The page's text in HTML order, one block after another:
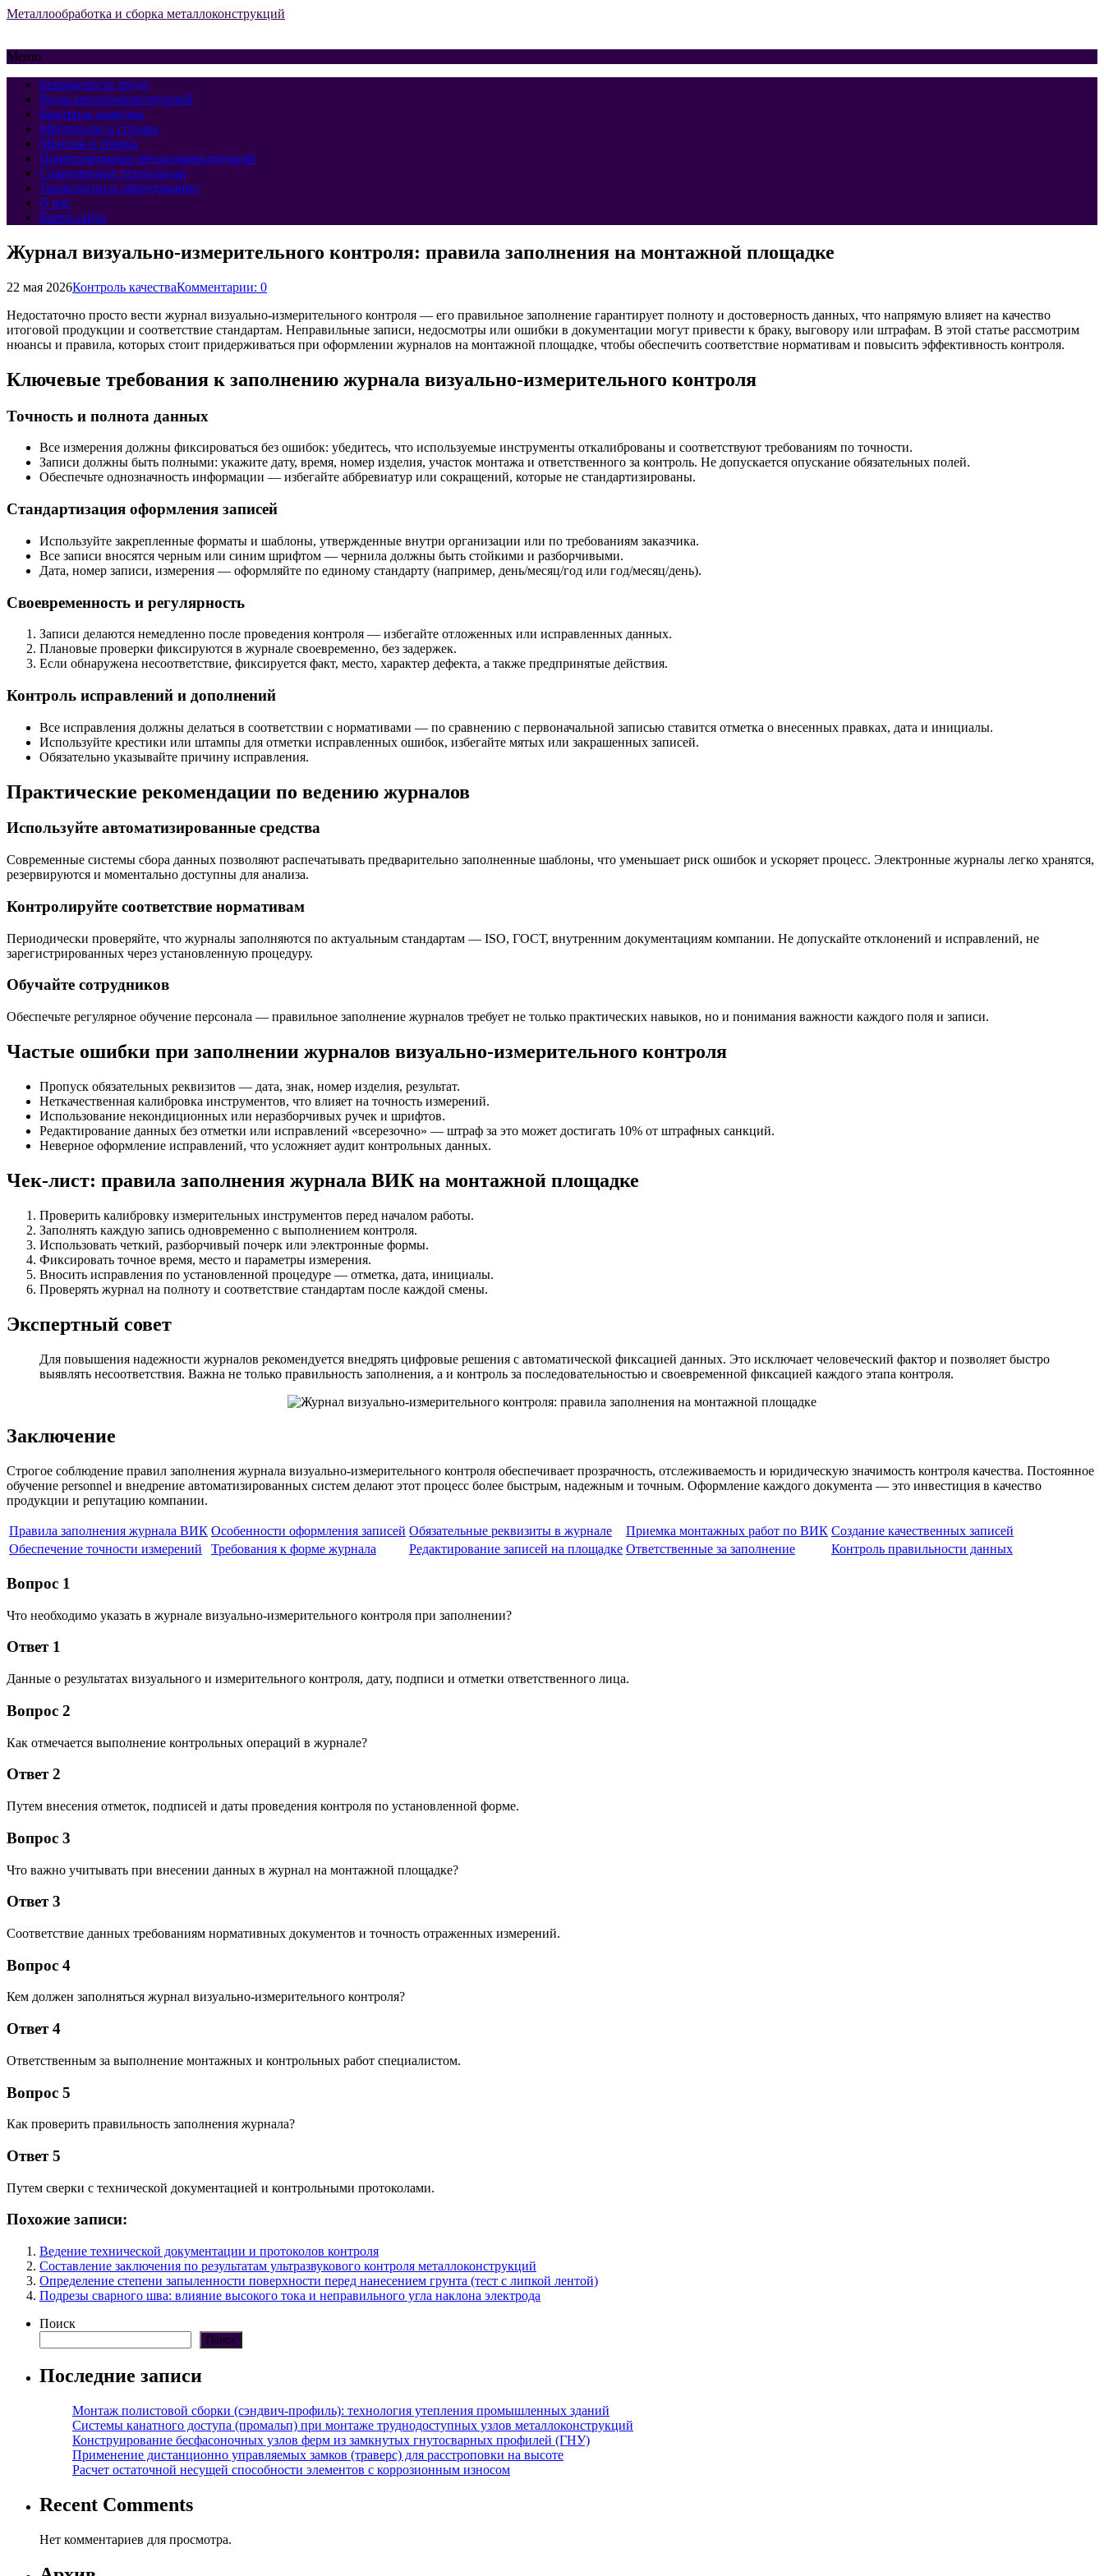
Металлообработка и сборка металлоконструкций
Меню
Безопасность труда
Виды металлоконструкций
Контроль качества
Материалы и сплавы
Монтаж и сборка
Проектирование металлоконструкций
Современные технологии
Технологии и оборудование
О нас
Карта сайта
Журнал визуально-измерительного контроля: правила заполнения на монтажной площадке
22 мая 2026Контроль качестваКомментарии: 0
Недостаточно просто вести журнал визуально-измерительного контроля — его правильное заполнение гарантирует полноту и достоверность данных, что напрямую влияет на качество
итоговой продукции и соответствие стандартам. Неправильные записи, недосмотры или ошибки в документации могут привести к браку, выговору или штрафам. В этой статье рассмотрим
нюансы и правила, которых стоит придерживаться при оформлении журналов на монтажной площадке, чтобы обеспечить соответствие нормативам и повысить эффективность контроля.
Ключевые требования к заполнению журнала визуально-измерительного контроля
Точность и полнота данных
Все измерения должны фиксироваться без ошибок: убедитесь, что используемые инструменты откалиброваны и соответствуют требованиям по точности.
Записи должны быть полными: укажите дату, время, номер изделия, участок монтажа и ответственного за контроль. Не допускается опускание обязательных полей.
Обеспечьте однозначность информации — избегайте аббревиатур или сокращений, которые не стандартизированы.
Стандартизация оформления записей
Используйте закрепленные форматы и шаблоны, утвержденные внутри организации или по требованиям заказчика.
Все записи вносятся черным или синим шрифтом — чернила должны быть стойкими и разборчивыми.
Дата, номер записи, измерения — оформляйте по единому стандарту (например, день/месяц/год или год/месяц/день).
Своевременность и регулярность
Записи делаются немедленно после проведения контроля — избегайте отложенных или исправленных данных.
Плановые проверки фиксируются в журнале своевременно, без задержек.
Если обнаружена несоответствие, фиксируется факт, место, характер дефекта, а также предпринятые действия.
Контроль исправлений и дополнений
Все исправления должны делаться в соответствии с нормативами — по сравнению с первоначальной записью ставится отметка о внесенных правках, дата и инициалы.
Используйте крестики или штампы для отметки исправленных ошибок, избегайте мятых или закрашенных записей.
Обязательно указывайте причину исправления.
Практические рекомендации по ведению журналов
Используйте автоматизированные средства
Современные системы сбора данных позволяют распечатывать предварительно заполненные шаблоны, что уменьшает риск ошибок и ускоряет процесс. Электронные журналы легко хранятся,
резервируются и моментально доступны для анализа.
Контролируйте соответствие нормативам
Периодически проверяйте, что журналы заполняются по актуальным стандартам — ISO, ГОСТ, внутренним документациям компании. Не допускайте отклонений и исправлений, не
зарегистрированных через установленную процедуру.
Обучайте сотрудников
Обеспечьте регулярное обучение персонала — правильное заполнение журналов требует не только практических навыков, но и понимания важности каждого поля и записи.
Частые ошибки при заполнении журналов визуально-измерительного контроля
Пропуск обязательных реквизитов — дата, знак, номер изделия, результат.
Неткачественная калибровка инструментов, что влияет на точность измерений.
Использование некондиционных или неразборчивых ручек и шрифтов.
Редактирование данных без отметки или исправлений «всерезочно» — штраф за это может достигать 10% от штрафных санкций.
Неверное оформление исправлений, что усложняет аудит контрольных данных.
Чек-лист: правила заполнения журнала ВИК на монтажной площадке
Проверить калибровку измерительных инструментов перед началом работы.
Заполнять каждую запись одновременно с выполнением контроля.
Использовать четкий, разборчивый почерк или электронные формы.
Фиксировать точное время, место и параметры измерения.
Вносить исправления по установленной процедуре — отметка, дата, инициалы.
Проверять журнал на полноту и соответствие стандартам после каждой смены.
Экспертный совет
Для повышения надежности журналов рекомендуется внедрять цифровые решения с автоматической фиксацией данных. Это исключает человеческий фактор и позволяет быстро
выявлять несоответствия. Важна не только правильность заполнения, а и контроль за последовательностью и своевременной фиксацией каждого этапа контроля.
Заключение
Строгое соблюдение правил заполнения журнала визуально-измерительного контроля обеспечивает прозрачность, отслеживаемость и юридическую значимость контроля качества. Постоянное
обучение personnel и внедрение автоматизированных систем делают этот процесс более быстрым, надежным и точным. Оформление каждого документа — это инвестиция в качество
продукции и репутацию компании.
Правила заполнения журнала ВИК Особенности оформления записей Обязательные реквизиты в журнале Приемка монтажных работ по ВИК Создание качественных записей
Обеспечение точности измерений
Требования к форме журнала Редактирование записей на площадке Ответственные за заполнение Контроль правильности данных
Вопрос 1
Что необходимо указать в журнале визуально-измерительного контроля при заполнении?
Ответ 1
Данные о результатах визуального и измерительного контроля, дату, подписи и отметки ответственного лица.
Вопрос 2
Как отмечается выполнение контрольных операций в журнале?
Ответ 2
Путем внесения отметок, подписей и даты проведения контроля по установленной форме.
Вопрос 3
Что важно учитывать при внесении данных в журнал на монтажной площадке?
Ответ 3
Соответствие данных требованиям нормативных документов и точность отраженных измерений.
Вопрос 4
Кем должен заполняться журнал визуально-измерительного контроля?
Ответ 4
Ответственным за выполнение монтажных и контрольных работ специалистом.
Вопрос 5
Как проверить правильность заполнения журнала?
Ответ 5
Путем сверки с технической документацией и контрольными протоколами.
Похожие записи:
Ведение технической документации и протоколов контроля
Составление заключения по результатам ультразвукового контроля металлоконструкций
Определение степени запыленности поверхности перед нанесением грунта (тест с липкой лентой)
Подрезы сварного шва: влияние высокого тока и неправильного угла наклона электрода
Поиск
Поиск
Последние записи
Монтаж полистовой сборки (сэндвич-профиль): технология утепления промышленных зданий
Системы канатного доступа (промальп) при монтаже труднодоступных узлов металлоконструкций
Конструирование бесфасоночных узлов ферм из замкнутых гнутосварных профилей (ГНУ)
Применение дистанционно управляемых замков (траверс) для расстроповки на высоте
Расчет остаточной несущей способности элементов с коррозионным износом
Recent Comments
Нет комментариев для просмотра.